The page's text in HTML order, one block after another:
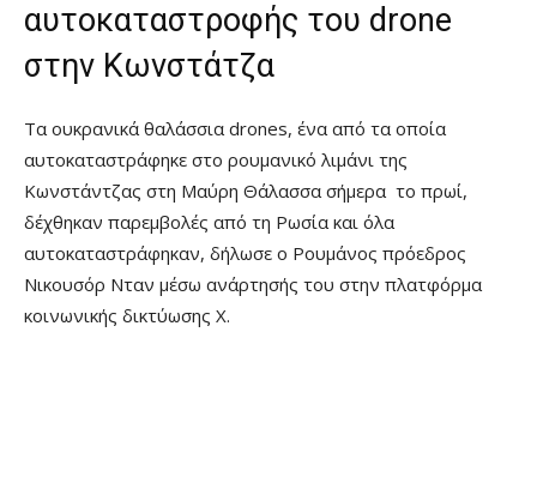
αυτοκαταστροφής του drone
στην Κωνστάτζα
Τα ουκρανικά θαλάσσια drones, ένα από τα οποία
αυτοκαταστράφηκε στο ρουμανικό λιμάνι της
Κωνστάντζας στη Μαύρη Θάλασσα σήμερα το πρωί,
δέχθηκαν παρεμβολές από τη Ρωσία και όλα
αυτοκαταστράφηκαν, δήλωσε ο Ρουμάνος πρόεδρος
Νικουσόρ Νταν μέσω ανάρτησής του στην πλατφόρμα
κοινωνικής δικτύωσης X.